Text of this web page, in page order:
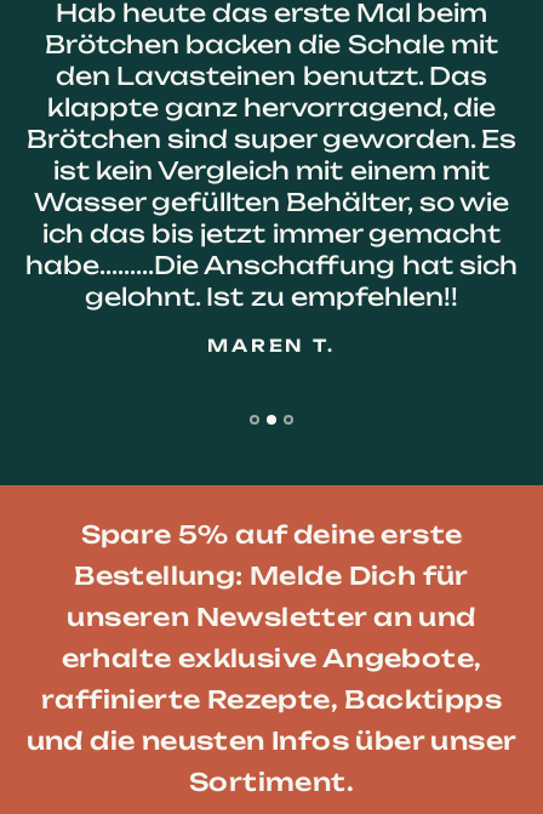
Hab heute das erste Mal beim
Brötchen backen die Schale mit
den Lavasteinen benutzt. Das
klappte ganz hervorragend, die
Brötchen sind super geworden. Es
ist kein Vergleich mit einem mit
Wasser gefüllten Behälter, so wie
ich das bis jetzt immer gemacht
habe.........Die Anschaffung hat sich
gelohnt. Ist zu empfehlen!!
MAREN T.
Spare 5% auf deine erste
Bestellung: Melde Dich für
unseren Newsletter an und
erhalte exklusive Angebote,
raffinierte Rezepte, Backtipps
und die neusten Infos über unser
Sortiment.